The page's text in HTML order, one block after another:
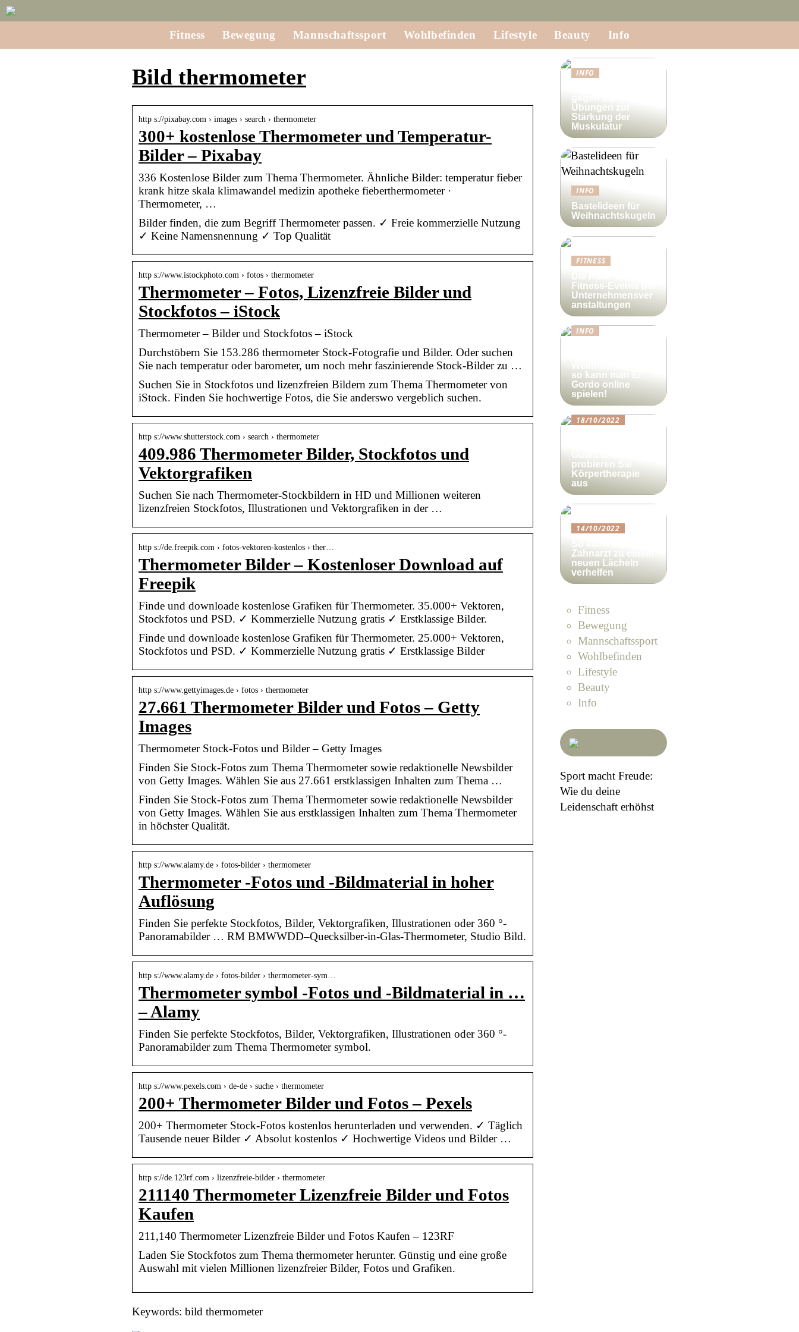
Fitness Bewegung Mannschaftssport Wohlbefinden Lifestyle Beauty Info
Bild thermometer
http s://pixabay.com › images › search › thermometer
300+ kostenlose Thermometer und Temperatur-
Bilder – Pixabay
336 Kostenlose Bilder zum Thema Thermometer. Ähnliche Bilder: temperatur fieber
krank hitze skala klimawandel medizin apotheke fieberthermometer ·
Thermometer, …
Bilder finden, die zum Begriff Thermometer passen. ✓ Freie kommerzielle Nutzung
✓ Keine Namensnennung ✓ Top Qualität
http s://www.istockphoto.com › fotos › thermometer
Thermometer – Fotos, Lizenzfreie Bilder und
Stockfotos – iStock
Thermometer – Bilder und Stockfotos – iStock
Durchstöbern Sie 153.286 thermometer Stock-Fotografie und Bilder. Oder suchen
Sie nach temperatur oder barometer, um noch mehr faszinierende Stock-Bilder zu …
Suchen Sie in Stockfotos und lizenzfreien Bildern zum Thema Thermometer von
iStock. Finden Sie hochwertige Fotos, die Sie anderswo vergeblich suchen.
http s://www.shutterstock.com › search › thermometer
409.986 Thermometer Bilder, Stockfotos und
Vektorgrafiken
Suchen Sie nach Thermometer-Stockbildern in HD und Millionen weiteren
lizenzfreien Stockfotos, Illustrationen und Vektorgrafiken in der …
http s://de.freepik.com › fotos-vektoren-kostenlos › ther…
Thermometer Bilder – Kostenloser Download auf
Freepik
Finde und downloade kostenlose Grafiken für Thermometer. 35.000+ Vektoren,
Stockfotos und PSD. ✓ Kommerzielle Nutzung gratis ✓ Erstklassige Bilder.
Finde und downloade kostenlose Grafiken für Thermometer. 25.000+ Vektoren,
Stockfotos und PSD. ✓ Kommerzielle Nutzung gratis ✓ Erstklassige Bilder
http s://www.gettyimages.de › fotos › thermometer
27.661 Thermometer Bilder und Fotos – Getty
Images
Thermometer Stock-Fotos und Bilder – Getty Images
Finden Sie Stock-Fotos zum Thema Thermometer sowie redaktionelle Newsbilder
von Getty Images. Wählen Sie aus 27.661 erstklassigen Inhalten zum Thema …
Finden Sie Stock-Fotos zum Thema Thermometer sowie redaktionelle Newsbilder
von Getty Images. Wählen Sie aus erstklassigen Inhalten zum Thema Thermometer
in höchster Qualität.
http s://www.alamy.de › fotos-bilder › thermometer
Thermometer -Fotos und -Bildmaterial in hoher
Auflösung
Finden Sie perfekte Stockfotos, Bilder, Vektorgrafiken, Illustrationen oder 360 °-
Panoramabilder … RM BMWWDD–Quecksilber-in-Glas-Thermometer, Studio Bild.
http s://www.alamy.de › fotos-bilder › thermometer-sym…
Thermometer symbol -Fotos und -Bildmaterial in …
– Alamy
Finden Sie perfekte Stockfotos, Bilder, Vektorgrafiken, Illustrationen oder 360 °-
Panoramabilder zum Thema Thermometer symbol.
http s://www.pexels.com › de-de › suche › thermometer
200+ Thermometer Bilder und Fotos – Pexels
200+ Thermometer Stock-Fotos kostenlos herunterladen und verwenden. ✓ Täglich
Tausende neuer Bilder ✓ Absolut kostenlos ✓ Hochwertige Videos und Bilder …
http s://de.123rf.com › lizenzfreie-bilder › thermometer
211140 Thermometer Lizenzfreie Bilder und Fotos
Kaufen
211,140 Thermometer Lizenzfreie Bilder und Fotos Kaufen – 123RF
Laden Sie Stockfotos zum Thema thermometer herunter. Günstig und eine große
Auswahl mit vielen Millionen lizenzfreier Bilder, Fotos und Grafiken.
Keywords: bild thermometer
INFO
Übungen zur
Stärkung der
Muskulatur
INFO
Bastelideen für
Weihnachtskugeln
FITNESS
Fitness-Events bei
Unternehmensver
anstaltungen
INFO
so kann man El
Gordo online
spielen!
18/10/2022
probieren Sie
Körpertherapie
aus
14/10/2022
Zahnarzt zu einem
neuen Lächeln
verhelfen
Fitness
Bewegung
Mannschaftssport
Wohlbefinden
Lifestyle
Beauty
Info
Sport macht Freude:
Wie du deine
Leidenschaft erhöhst